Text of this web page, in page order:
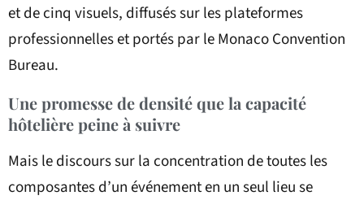
et de cinq visuels, diffusés sur les plateformes
professionnelles et portés par le Monaco Convention
Bureau.
Une promesse de densité que la capacité
hôtelière peine à suivre
Mais le discours sur la concentration de toutes les
composantes d’un événement en un seul lieu se